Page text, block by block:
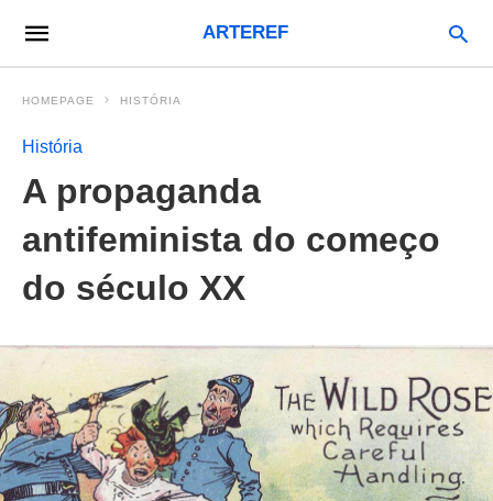
ARTEREF
HOMEPAGE HISTÓRIA
História
A propaganda
antifeminista do começo
do século XX